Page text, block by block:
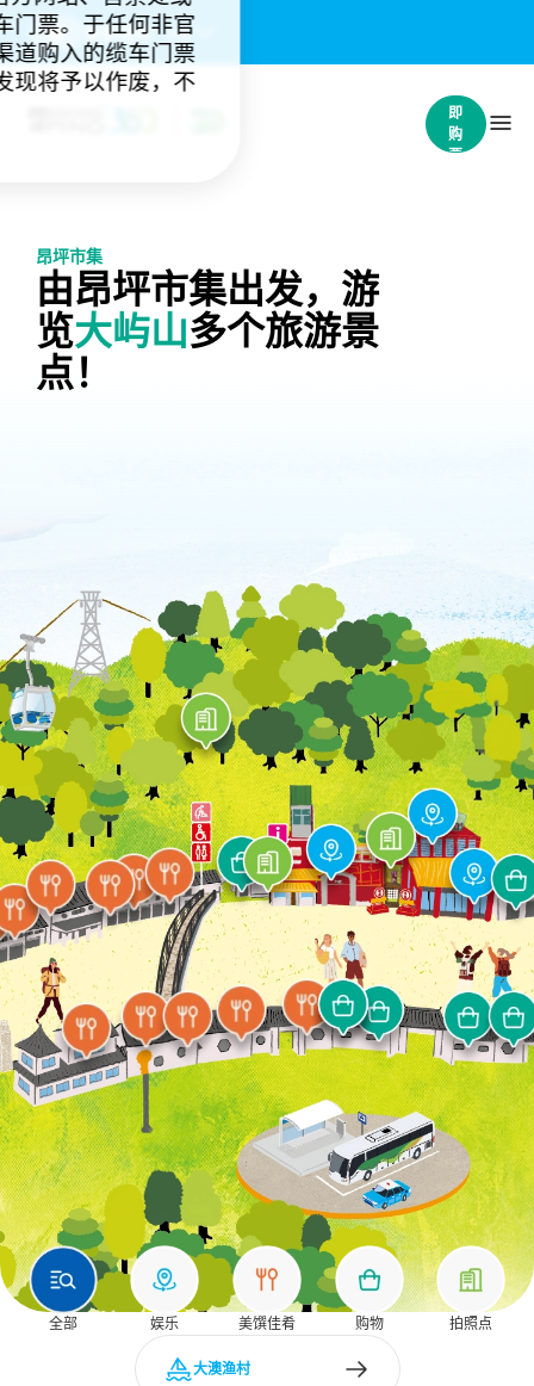
重要通知：(4)
立
即
购
票
门票。于任何非官
道购入的缆车门票
现将予以作废，不
昂坪市集
由昂坪市集出发，游
览大屿山多个旅游景
点！
全部 娱乐 美馔佳肴 购物 拍照点
大澳渔村